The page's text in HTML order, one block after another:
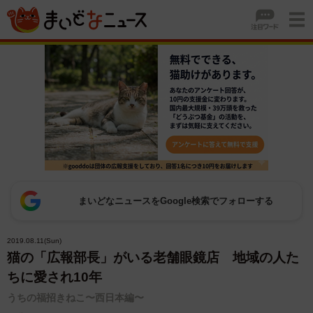
まいどなニュースをGoogle検索でフォローする
2019.08.11(Sun)
猫の「広報部長」がいる老舗眼鏡店 地域の人た
ちに愛され10年
うちの福招きねこ〜西日本編〜